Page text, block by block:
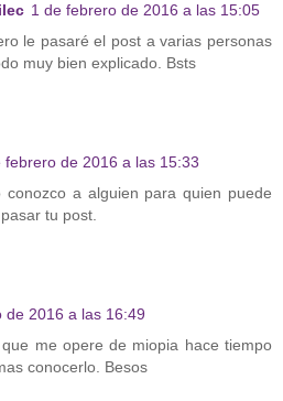
1 de febrero de 2016 a las 15:05
le pasaré el post a varias personas
muy bien explicado. Bsts
febrero de 2016 a las 15:33
conozco a alguien para quien puede
tu post.
de 2016 a las 16:49
me opere de miopia hace tiempo
conocerlo. Besos